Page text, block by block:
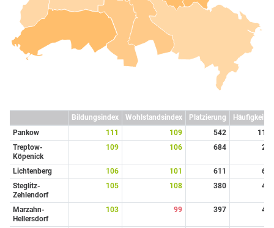
Bildungsindex Wohlstandsindex Platzierung Häufigkeit
Pankow
111 109 542
11
Treptow-
Köpenick
109 106 684 2
Lichtenberg 106 101 611
6
Steglitz-
Zehlendorf
105 108 380 4
Marzahn-
Hellersdorf
103 99 397 4